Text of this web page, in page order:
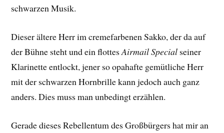
schwarzen Musik.
Dieser ältere Herr im cremefarbenen Sakko, der daauf
der Bühne steht und ein flottesAirmail Special seiner
Klarinette entlockt, jener so opahafte gemütliche Herr
mit der schwarzen Hornbrille kann jedoch auch ganz
anders. Dies muss man unbedingt erzählen.
Gerade dieses Rebellentum des Großbürgers hat mir an